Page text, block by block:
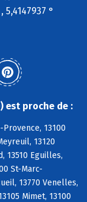
5,4147937 °
est proche de :
Provence, 13100
13120
13510 Eguilles,
St-Marc-
13770 Venelles,
Mimet, 13100